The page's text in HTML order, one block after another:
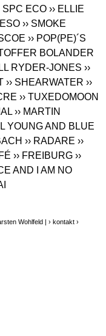
SPC ECO ›› ELLIE
›› SMOKE
›› POP(PE)´S
BOLANDER
RYDER-JONES ››
›› SHEARWATER ››
›› TUXEDOMOON
›› MARTIN
YOUNG AND BLUE
›› RADARE ››
›› FREIBURG ››
AND I AM NO
Wohlfeld |› kontakt ›